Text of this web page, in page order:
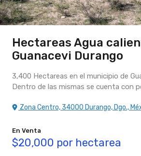
Hectareas Agua
Guanacevi Durango
3,400 Hectareas en el municipio de
Dentro de las mismas se cuenta con
Zona Centro, 34000 Durango, Dgo.,
En Venta
$20,000 por hectarea